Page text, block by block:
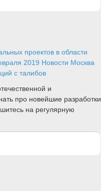
проектов в области
2019 Новости Москва
с талибов
и
про новейшие разработки
на регулярную